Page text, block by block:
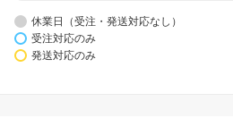
休業日（受注・発送対応なし）
受注対応のみ
発送対応のみ